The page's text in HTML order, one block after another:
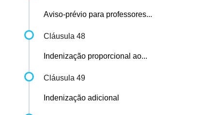
Aviso-prévio para professores...
Cláusula 48
Indenização proporcional ao...
Cláusula 49
Indenização adicional